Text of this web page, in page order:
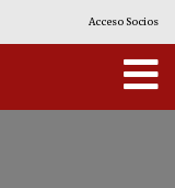
Acceso Socios